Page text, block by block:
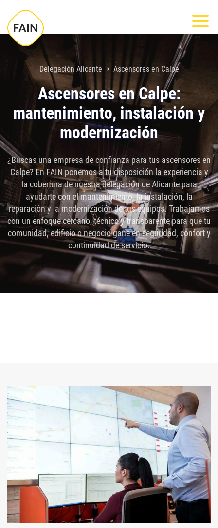
este
sitio
Delegación Alicante Ascensores en Calpe
Ascensores en Calpe:
mantenimiento, instalación y
modernización
¿Buscas una empresa de confianza para tus ascensores en
Calpe? En FAIN ponemos a tu disposición la experiencia y
la cobertura de nuestra delegación de Alicante para
ayudarte con el mantenimiento, la instalación, la
reparación y la modernización de tus equipos. Trabajamos
con un enfoque cercano, técnico y transparente para que tu
comunidad, edificio o negocio gane en seguridad, confort y
continuidad de servicio.